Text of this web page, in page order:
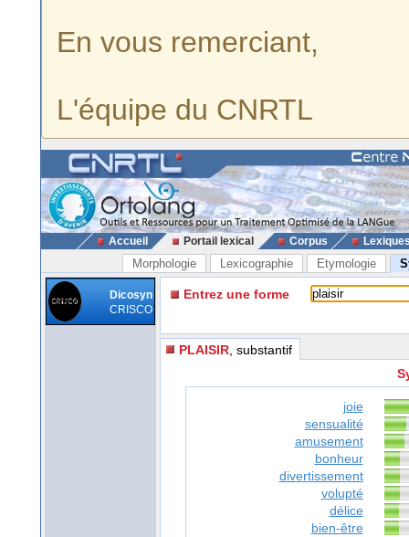
En vous remerciant,
L'équipe du CNRTL
Accueil Portail lexical Corpus
Morphologie Lexicographie Etymologie
Dicosyn
CRISCO
Entrez une forme
PLAISIR , substantif
joie
sensualité
amusement
bonheur
divertissement
volupté
délice
bien-être